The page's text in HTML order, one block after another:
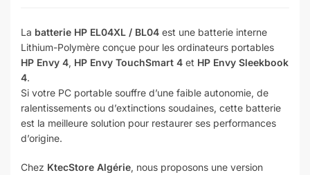
La batterie HP EL04XL / BL04 est une batterie interne
Lithium-Polymère conçue pour les ordinateurs portables
HP Envy 4, HP Envy TouchSmart 4 et HP Envy Sleekbook
4.
Si votre PC portable souffre d’une faible autonomie, de
ralentissements ou d’extinctions soudaines, cette batterie
est la meilleure solution pour restaurer ses performances
d’origine.
Chez KtecStore Algérie, nous proposons une version